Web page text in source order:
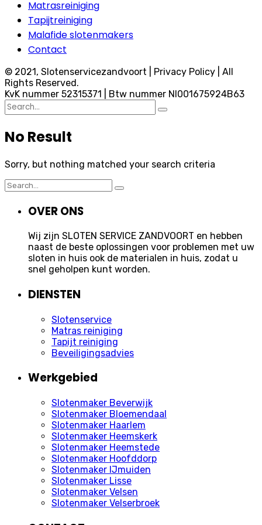
Matrasreiniging
Tapijtreiniging
Malafide slotenmakers
Contact
© 2021, Slotenservicezandvoort | Privacy Policy | All
Rights Reserved.
KvK nummer 52315371 | Btw nummer Nl001675924B63
Search
for:
No Result
Sorry, but nothing matched your search criteria
Search
for:
OVER ONS
Wij zijn SLOTEN SERVICE ZANDVOORT en hebben
naast de beste oplossingen voor problemen met uw
sloten in huis ook de materialen in huis, zodat u
snel geholpen kunt worden.
DIENSTEN
Slotenservice
Matras reiniging
Tapijt reiniging
Beveiligingsadvies
Werkgebied
Slotenmaker Beverwijk
Slotenmaker Bloemendaal
Slotenmaker Haarlem
Slotenmaker Heemskerk
Slotenmaker Heemstede
Slotenmaker Hoofddorp
Slotenmaker IJmuiden
Slotenmaker Lisse
Slotenmaker Velsen
Slotenmaker Velserbroek